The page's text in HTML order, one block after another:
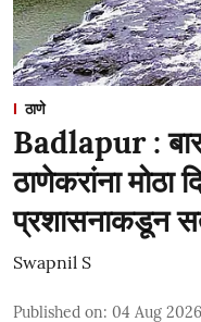
ठाणे
Badlapur :
ठाणेकरांना मोठा
प्रशासनाकडून
Swapnil S
Published on: 04 Aug